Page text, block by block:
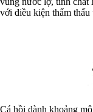
với điều kiện thẩm thấu
Cá hồi dành khoảng